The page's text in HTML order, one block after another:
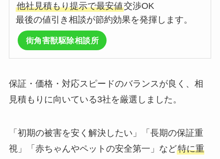
他社見積もり提示で最安値交渉OK
最後の値引き相談が節約効果を発揮します。
街角害獣駆除相談所
保証・価格・対応スピードのバランスが良く、相
見積もりに向いている3社を厳選しました。
「初期の被害を安く解決したい」「長期の保証重
視」「赤ちゃんやペットの安全第一」など特に重